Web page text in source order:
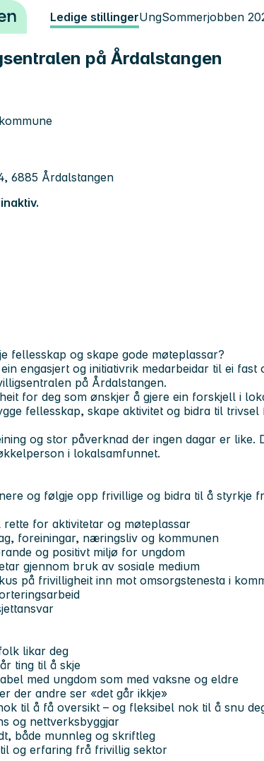
Ledige stillingerUngSommerjobben
på Årdalstangen
6885 Årdalstangen
fellesskap og skape gode møteplassar?
engasjert og initiativrik medarbeidar til ei fast
på Årdalstangen.
for deg som ønskjer å gjere ein forskjell i
fellesskap, skape aktivitet og bidra til
og stor påverknad der ingen dagar er
i lokalsamfunnet.
og følgje opp frivillige og bidra til å styrkje
rette for aktivitetar og møteplassar
foreiningar, næringsliv og kommunen
og positivt miljø for ungdom
gjennom bruk av sosiale medium
på frivilligheit inn mot omsorgstenesta i
likar deg
ting til å skje
med ungdom som med vaksne og eldre
der andre ser «det går ikkje»
til å få oversikt – og fleksibel nok til å snu
og nettverksbyggjar
både munnleg og skriftleg
og erfaring frå frivillig sektor